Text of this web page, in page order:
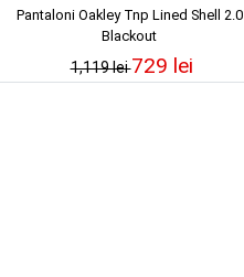
Pantaloni Oakley Tnp Lined Shell 2.0
Blackout
1,119 lei729 lei